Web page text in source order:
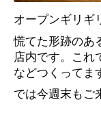
オープンギリギ
慌てた形跡のあ
店内です。これ
などつくってま
では今週末もご